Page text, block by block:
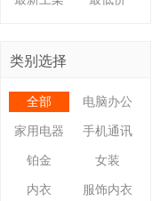
类别选择
全部 电脑办公
家用电器 手机通讯
铂金 女装
内衣 服饰内衣